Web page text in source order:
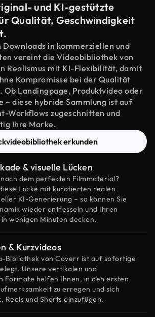
und KI-gestützte
Qualität, Geschwindigkeit
Downloads in kommerziellen und
vereint die Videobibliothek von
Realismus mit KI-Flexibilität, damit
Kompromisse bei der Qualität
Ob Landingpage, Produktvideo oder
– diese hybride Sammlung ist auf
Workflows zugeschnitten und
Ihre Marke.
erkunden
& visuelle Lücken
nach dem perfekten Filmmaterial?
Lücke mit kuratierten realen
KI-Generierung – so können Sie
wieder entfesseln und Ihren
wenigen Minuten decken.
& Kurzvideos
Bibliothek von Coverr ist auf sofortige
Unsere vertikalen und
Formate helfen Ihnen, in den ersten
zu erregen und sich
Reels und Shorts einzufügen.